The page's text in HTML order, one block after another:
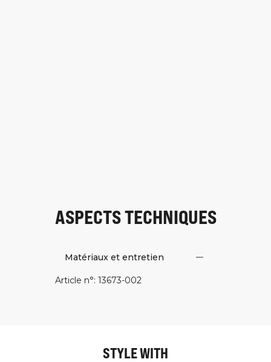
ASPECTS TECHNIQUES
Matériaux et entretien
Article n°: 13673-002
STYLE WITH